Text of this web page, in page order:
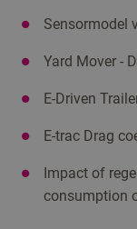
Sensormodel
Yard Mover -
E-Driven
E-trac Drag
Impact of
consumption